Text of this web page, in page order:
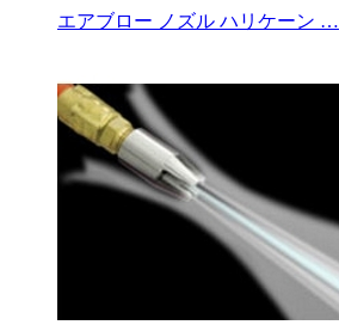
エアブロー ノズル ハリケーン …